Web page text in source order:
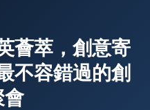
薈萃，創意寄
容錯過的創
會